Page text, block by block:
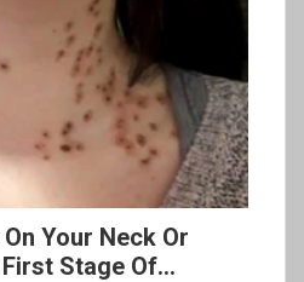
Your Neck Or
Stage Of...